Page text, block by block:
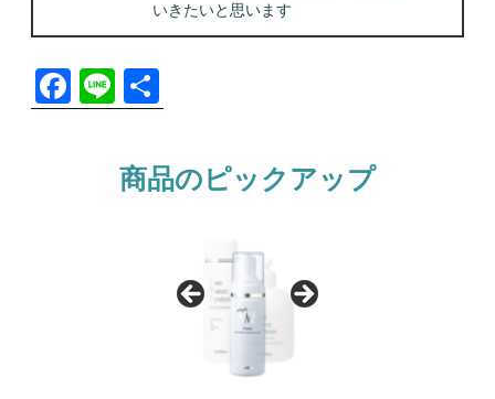
いきたいと思います
F
a
Li
n
e
有
商品のピックアップ